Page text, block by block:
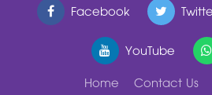
Facebook
YouTube
Home
Contact Us